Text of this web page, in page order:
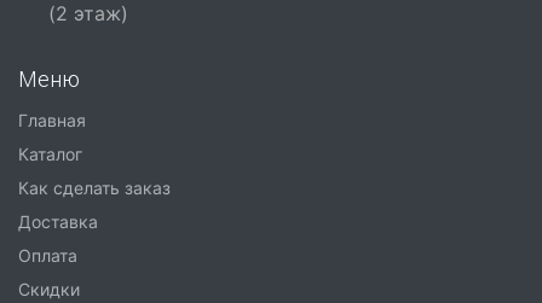
(2 этаж)
Меню
Главная
Каталог
Как сделать заказ
Доставка
Оплата
Скидки